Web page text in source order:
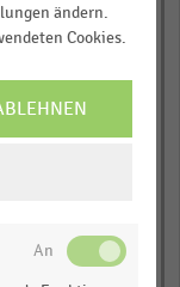
Player, SB-
© Handelsdaten 2026
ändern.
Cookies.